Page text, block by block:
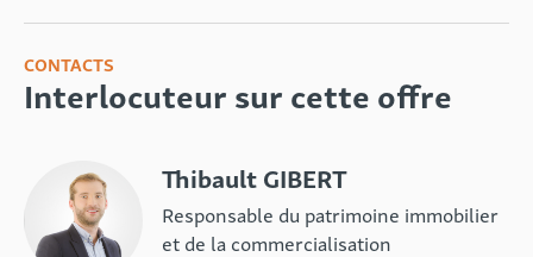
CONTACTS
Interlocuteur sur cette offre
Thibault GIBERT
Responsable du patrimoine immobilier
et de la commercialisation